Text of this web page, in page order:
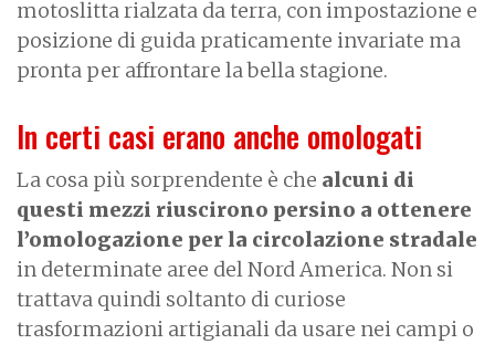
motoslitta rialzata da terra, con impostazione e
posizione di guida praticamente invariate ma
pronta per affrontare la bella stagione.
In certi casi erano anche omologati
La cosa più sorprendente è che alcuni di
questi mezzi riuscirono persino a ottenere
l’omologazione per la circolazione stradale
in determinate aree del Nord America. Non si
trattava quindi soltanto di curiose
trasformazioni artigianali da usare nei campi o